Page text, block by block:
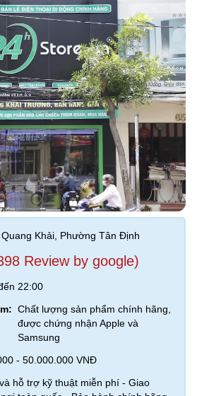
Khải, Phường Tân Định
Review by google)
22:00
Chất lượng sản phẩm chính hãng,
được chứng nhận Apple và
Samsung
- 50.000.000 VNĐ
hỗ trợ kỹ thuật miễn phí - Giao